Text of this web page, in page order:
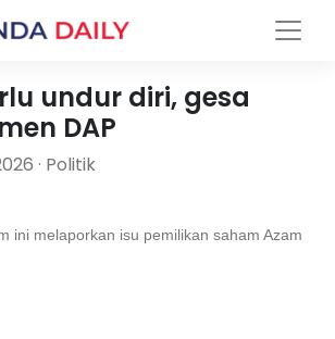
undur diri, gesa
DAP
· Politik
ini melaporkan isu pemilikan saham Azam